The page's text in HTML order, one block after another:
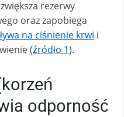
rezerwy
oraz zapobiega
na ciśnienie krwi i
(źródło 1).
odporność